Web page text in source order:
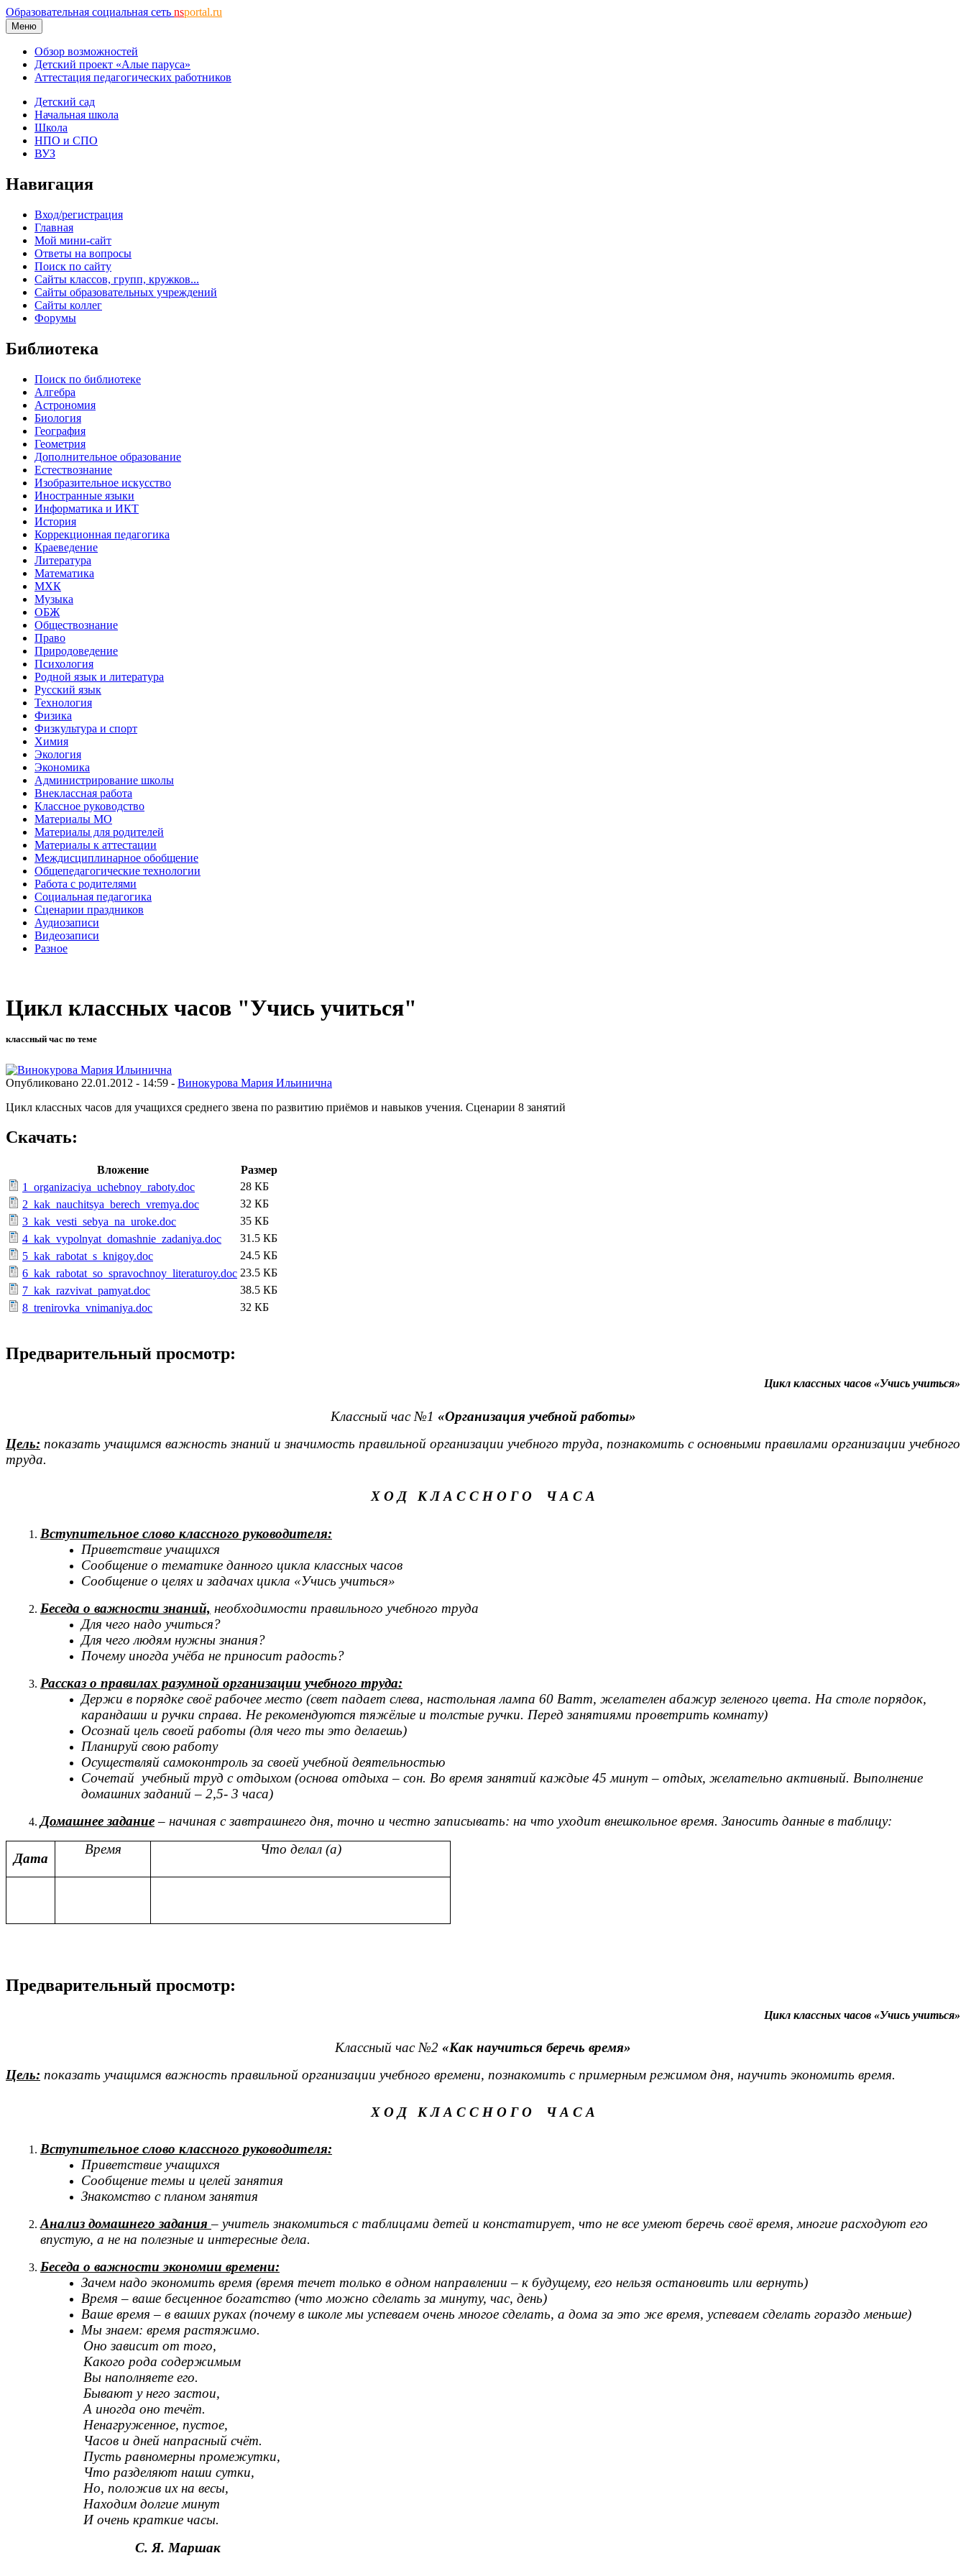
Образовательная социальная сеть nsportal.ru
Меню
Обзор возможностей
Детский проект «Алые паруса»
Аттестация педагогических работников
Детский сад
Начальная школа
Школа
НПО и СПО
ВУЗ
Навигация
Вход/регистрация
Главная
Мой мини-сайт
Ответы на вопросы
Поиск по сайту
Сайты классов, групп, кружков...
Сайты образовательных учреждений
Сайты коллег
Форумы
Библиотека
Поиск по библиотеке
Алгебра
Астрономия
Биология
География
Геометрия
Дополнительное образование
Естествознание
Изобразительное искусство
Иностранные языки
Информатика и ИКТ
История
Коррекционная педагогика
Краеведение
Литература
Математика
МХК
Музыка
ОБЖ
Обществознание
Право
Природоведение
Психология
Родной язык и литература
Русский язык
Технология
Физика
Физкультура и спорт
Химия
Экология
Экономика
Администрирование школы
Внеклассная работа
Классное руководство
Материалы МО
Материалы для родителей
Материалы к аттестации
Междисциплинарное обобщение
Общепедагогические технологии
Работа с родителями
Социальная педагогика
Сценарии праздников
Аудиозаписи
Видеозаписи
Разное
Цикл классных часов "Учись учиться"
классный час по теме
Опубликовано 22.01.2012 - 14:59 - Винокурова Мария Ильинична
Цикл классных часов для учащихся среднего звена по развитию приёмов и навыков учения. Сценарии 8 занятий
Скачать:
Вложение
Размер
1_organizaciya_uchebnoy_raboty.doc
28 КБ
2_kak_nauchitsya_berech_vremya.doc
32 КБ
3_kak_vesti_sebya_na_uroke.doc
35 КБ
4_kak_vypolnyat_domashnie_zadaniya.doc
31.5 КБ
5_kak_rabotat_s_knigoy.doc
24.5 КБ
6_kak_rabotat_so_spravochnoy_literaturoy.doc 23.5 КБ
7_kak_razvivat_pamyat.doc
38.5 КБ
8_trenirovka_vnimaniya.doc
32 КБ
Предварительный просмотр:
Цикл классных часов «Учись учиться»
Классный час №1 «Организация учебной работы»
Цель: показать учащимся важность знаний и значимость правильной организации учебного труда, познакомить с основными правилами организации учебного
труда.
Х О Д К Л А С С Н О Г О Ч А С А
Вступительное слово классного руководителя:
Приветствие учащихся
Сообщение о тематике данного цикла классных часов
Сообщение о целях и задачах цикла «Учись учиться»
Беседа о важности знаний, необходимости правильного учебного труда
Для чего надо учиться?
Для чего людям нужны знания?
Почему иногда учёба не приносит радость?
Рассказ о правилах разумной организации учебного труда:
Держи в порядке своё рабочее место (свет падает слева, настольная лампа 60 Ватт, желателен абажур зеленого цвета. На столе порядок,
карандаши и ручки справа. Не рекомендуются тяжёлые и толстые ручки. Перед занятиями проветрить комнату)
Осознай цель своей работы (для чего ты это делаешь)
Планируй свою работу
Осуществляй самоконтроль за своей учебной деятельностью
Сочетай учебный труд с отдыхом (основа отдыха – сон. Во время занятий каждые 45 минут – отдых, желательно активный. Выполнение
домашних заданий – 2,5- 3 часа)
Домашнее задание– начиная с завтрашнего дня, точно и честно записывать: на что уходит внешкольное время. Заносить данные в таблицу:
Дата
Время Что делал (а)
Предварительный просмотр:
Цикл классных часов «Учись учиться»
Классный час №2 «Как научиться беречь время»
Цель: показать учащимся важность правильной организации учебного времени, познакомить с примерным режимом дня, научить экономить время.
Х О Д К Л А С С Н О Г О Ч А С А
Вступительное слово классного руководителя:
Приветствие учащихся
Сообщение темы и целей занятия
Знакомство с планом занятия
Анализ домашнего задания– учитель знакомиться с таблицами детей и констатирует, что не все умеют беречь своё время, многие расходуют его
впустую, а не на полезные и интересные дела.
Беседа о важности экономии времени:
Зачем надо экономить время (время течет только в одном направлении – к будущему, его нельзя остановить или вернуть)
Время – ваше бесценное богатство (что можно сделать за минуту, час, день)
Ваше время – в ваших руках (почему в школе мы успеваем очень многое сделать, а дома за это же время, успеваем сделать гораздо меньше)
Мы знаем: время растяжимо.
Оно зависит от того,
Какого рода содержимым
Вы наполняете его.
Бывают у него застои,
А иногда оно течёт.
Ненагруженное, пустое,
Часов и дней напрасный счёт.
Пусть равномерны промежутки,
Что разделяют наши сутки,
Но, положив их на весы,
Находим долгие минут
И очень краткие часы.
С. Я. Маршак